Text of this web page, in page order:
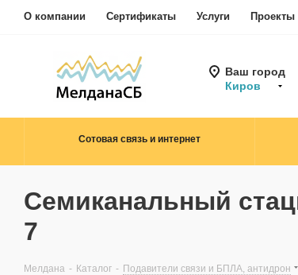
О компании Сертификаты Услуги Проекты
Ваш город
Киров
Сотовая связь и интернет
Семиканальный
7
Мелдана - Каталог - Подавители связи и БПЛА, антидрон